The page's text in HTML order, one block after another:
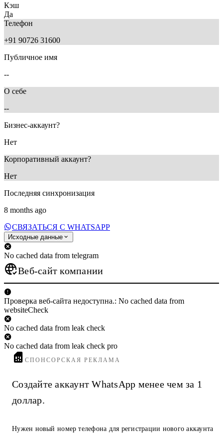
Кэш
Да
Телефон
+91 90726 31600
Публичное имя
--
О себе
--
Бизнес-аккаунт?
Нет
Корпоративный аккаунт?
Нет
Последняя синхронизация
8 months ago
СВЯЗАТЬСЯ С WHATSAPP
Исходные данные
No cached data from telegram
Веб-сайт компании
Проверка веб-сайта недоступна.: No cached data from
websiteCheck
No cached data from leak check
No cached data from leak check pro
СПОНСОРСКАЯ РЕКЛАМА
Создайте аккаунт WhatsApp менее чем за 1
доллар.
Нужен новый номер телефона для регистрации нового аккаунта